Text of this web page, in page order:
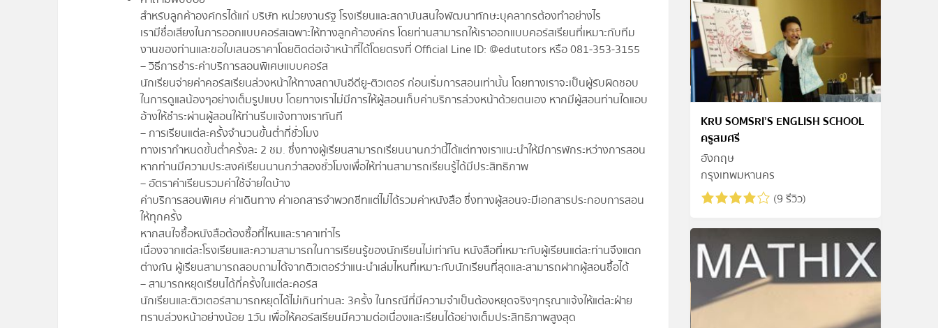
สำหรับลูกค้าองค์กรได้แก่ บริษัท หน่วยงานรัฐ โรงเรียนและสถาบันสนใจพัฒนาทักษะบุคลากรต้องทำอย่างไร
เรามีชื่อเสียงในการออกแบบคอร์สเฉพาะให้ทางลูกค้าองค์กร โดยท่านสามารถให้เราออกแบบคอร์สเรียนที่เหมาะกับทีม
งานของท่านและขอใบเสนอราคาโดยติดต่อเจ้าหน้าที่ได้โดยตรงที่ Official Line ID: @edututors หรือ 081-353-3155
– วิธีการชำระค่าบริการสอนพิเศษแบบคอร์ส
นักเรียนจ่ายค่าคอร์สเรียนล่วงหน้าให้ทางสถาบันอีดียู-ติวเตอร์ ก่อนเริ่มการสอนเท่านั้น โดยทางเราจะเป็นผู้รับผิดชอบ
ในการดูแลน้องๆอย่างเต็มรูปแบบ โดยทางเราไม่มีการให้ผู้สอนเก็บค่าบริการล่วงหน้าด้วยตนเอง หากมีผู้สอนท่านใดแอบ
อ้างให้ชำระผ่านผู้สอนให้ท่านรีบแจ้งทางเราทันที
– การเรียนแต่ละครั้งจำนวนขั้นต่ำกี่ชั่วโมง
ทางเรากำหนดขั้นต่ำครั้งละ 2 ชม. ซึ่งทางผู้เรียนสามารถเรียนนานกว่านี้ได้แต่ทางเราแนะนำให้มีการพักระหว่างการสอน
หากท่านมีความประสงค์เรียนนานกว่าสองชั่วโมงเพื่อให้ท่านสามารถเรียนรู้ได้มีประสิทธิภาพ
– อัตราค่าเรียนรวมค่าใช้จ่ายใดบ้าง
ค่าบริการสอนพิเศษ ค่าเดินทาง ค่าเอกสารจำพวกชีทแต่ไม่ได้รวมค่าหนังสือ ซึ่งทางผู้สอนจะมีเอกสารประกอบการสอน
ให้ทุกครั้ง
หากสนใจซื้อหนังสือต้องซื้อที่ไหนและราคาเท่าไร
เนื่องจากแต่ละโรงเรียนและความสามารถในการเรียนรู้ของนักเรียนไม่เท่ากัน หนังสือที่เหมาะกับผู้เรียนแต่ละท่านจึงแตก
ต่างกัน ผู้เรียนสามารถสอบถามได้จากติวเตอร์ว่าแนะนำเล่มไหนที่เหมาะกับนักเรียนที่สุดและสามารถฝากผู้สอนซื้อได้้
– สามารถหยุดเรียนได้กี่ครั้งในแต่ละคอร์ส
นักเรียนและติวเตอร์สามารถหยุดได้ไม่เกินท่านละ 3ครั้ง ในกรณีที่มีความจำเป็นต้องหยุดจริงๆกรุณาแจ้งให้แต่ละฝ่าย
ทราบล่วงหน้าอย่างน้อย 1วัน เพื่อให้คอร์สเรียนมีความต่อเนื่องและเรียนได้อย่างเต็มประสิทธิภาพสูงสุด
KRU SOMSRI’S ENGLISH SCHOOL
ครูสมศรี
อังกฤษ
กรุงเทพมหานคร
(9 รีวิว)